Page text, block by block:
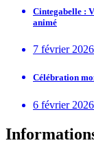
Cintegabelle :
animé
7 février
Célébration
6 février